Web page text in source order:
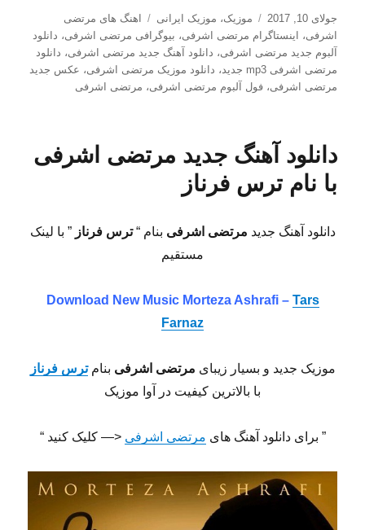
ارسال
شده
در
جولای 10, 2017 دسته‌ها
موزیک، موزیک ایرانی برچسب‌ها
اهنگ های مرتضی
اشرفی، اینستاگرام مرتضی اشرفی، بیوگرافی مرتضی اشرفی، دانلود
آلبوم جدید مرتضی اشرفی، دانلود آهنگ جدید مرتضی اشرفی، دانلود
مرتضی اشرفی mp3 جدید
، دانلود موزیک مرتضی اشرفی، عکس جدید
مرتضی اشرفی،فول آلبوم مرتضی اشرفی، مرتضی اشرفی
دانلود آهنگ جدید مرتضی اشرفی
با نام ترس فرناز
دانلود آهنگ جدید مرتضی اشرفی بنام “ترس فرناز” با لینک
مستقیم
Download New Music Morteza Ashrafi – Tars
Farnaz
موزیک جدید و بسیار زیبای مرتضی اشرفی بنامترس فرناز
با بالاترین کیفیت در آوا موزیک
” برای دانلود آهنگ های مرتضی اشرفی <— کلیک کنید “